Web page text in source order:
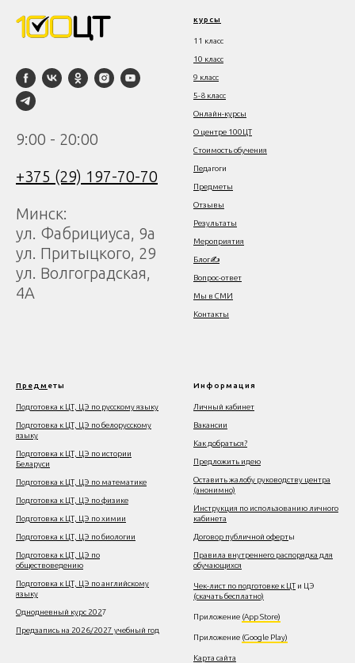
9:00 - 20:00
+375 (29) 197-70-70
Минск:
ул. Фабрициуса, 9а
ул. Притыцкого, 29
ул. Волгоградская,
4А
курсы
11 класс
10 класс
9 класс
5-8 класс
Онлайн-курсы
О центре 100ЦТ
Стоимость обучения
Педагоги
Предметы
Отзывы
Результаты
Мероприятия
Блог✍
Вопрос-ответ
Мы в СМИ
Контакты
Предм еты
Подготовка к ЦТ, ЦЭ по русскому языку
Подготовка к ЦТ, ЦЭ по белорусскому
языку
Подготовка к ЦТ, ЦЭ по истории
Беларуси
Подготовка к ЦТ, ЦЭ по математике
Подготовка к ЦТ, ЦЭ по физике
Подготовка к ЦТ, ЦЭ по химии
Подготовка к ЦТ, ЦЭ по биологии
Подготовка к ЦТ, ЦЭ по
обществоведению
Подготовка к ЦТ, ЦЭ по английскому
языку
Однодневный курс 2027
Предзапись на 2026/2027 учебный год
Информация
Личный кабинет
Вакансии
Как добраться?
Предложить идею
Оставить жалобу руководству центра
(анонимно)
Инструкция по использованию личного
кабинета
Договор публичной оферты
Правила внутреннего распорядка для
обучающихся
Чек-лист по подготовке к ЦТ и ЦЭ
(скачать бесплатно)
Приложение (App Store)
Приложение (Google Play)
Карта сайта